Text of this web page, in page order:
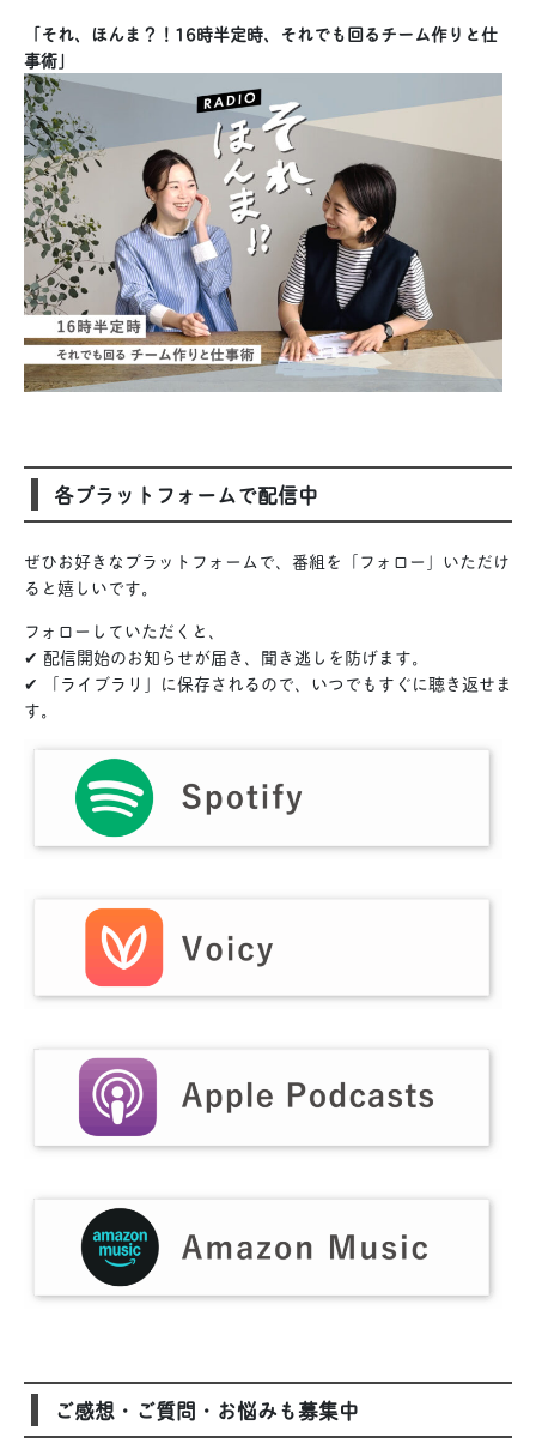
「それ、ほんま？！16時半定時、それでも回るチーム作りと仕
事術」
各プラットフォームで配信中
ぜひお好きなプラットフォームで、番組を「フォロー」いただけ
ると嬉しいです。
フォローしていただくと、
✔ 配信開始のお知らせが届き、聞き逃しを防げます。
✔ 「ライブラリ」に保存されるので、いつでもすぐに聴き返せま
す。
ご感想・ご質問・お悩みも募集中